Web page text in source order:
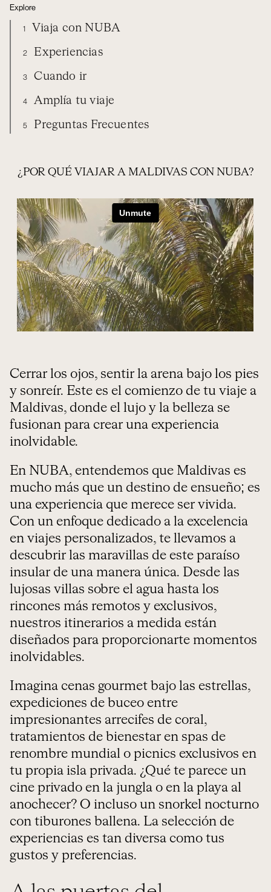
Explore
1 Viaja con NUBA
2 Experiencias
3 Cuando ir
4 Amplía tu viaje
5 Preguntas Frecuentes
PREGUNTAS FRECUENTES
¿POR QUÉ VIAJAR A MALDIVAS CON NUBA?
Cerrar los ojos, sentir la arena bajo los pies
y sonreír. Este es el comienzo de tu viaje a
Maldivas, donde el lujo y la belleza se
fusionan para crear una experiencia
inolvidable.
En NUBA, entendemos que Maldivas es
mucho más que un destino de ensueño; es
una experiencia que merece ser vivida.
Con un enfoque dedicado a la excelencia
en viajes personalizados, te llevamos a
descubrir las maravillas de este paraíso
insular de una manera única. Desde las
lujosas villas sobre el agua hasta los
rincones más remotos y exclusivos,
nuestros itinerarios a medida están
diseñados para proporcionarte momentos
inolvidables.
Imagina cenas gourmet bajo las estrellas,
expediciones de buceo entre
impresionantes arrecifes de coral,
tratamientos de bienestar en spas de
renombre mundial o picnics exclusivos en
tu propia isla privada. ¿Qué te parece un
cine privado en la jungla o en la playa al
anochecer? O incluso un snorkel nocturno
con tiburones ballena. La selección de
experiencias es tan diversa como tus
gustos y preferencias.